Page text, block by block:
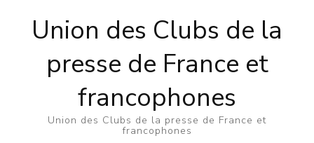
Union des Clubs de la
presse de France et
francophones
Union des Clubs de la presse de France et
francophones